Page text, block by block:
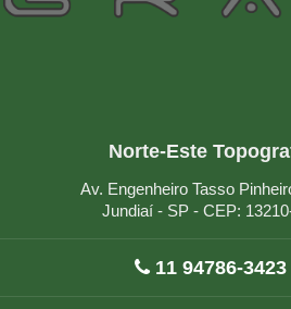
Norte-Este
Av. Engenheiro Tasso
Jundiaí - SP - CEP:
11 94786-3423